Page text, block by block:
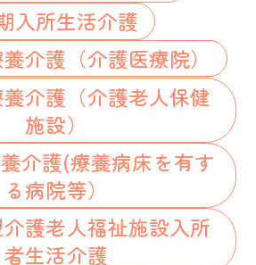
入所生活介護
介護（介護医療院）
介護（介護老人保健
施設）
介護(療養病床を有す
る病院等）
護老人福祉施設入所
者生活介護